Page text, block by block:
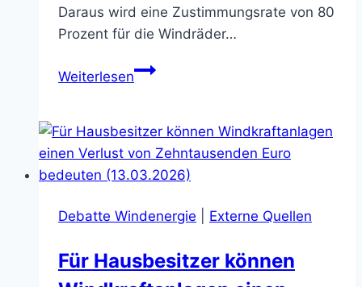
Daraus wird eine Zustimmungsrate von 80
Prozent für die Windräder…
WeiterlesenNottulner
(09.12.2025)
Debatte Windenergie Externe Quellen
Für Hausbesitzer können